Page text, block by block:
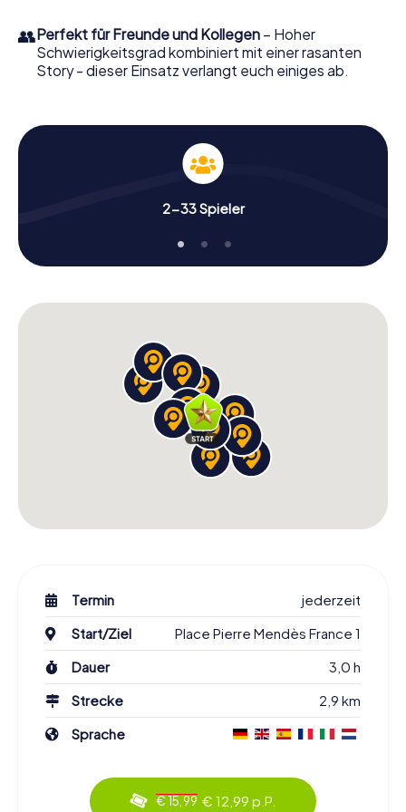
👥Perfekt für Freunde und Kollegen – Hoher
Schwierigkeitsgrad kombiniert mit einer rasanten
Story - dieser Einsatz verlangt euch einiges ab.
2-33 Spieler
Termin
jederzeit
Start/Ziel
Place Pierre Mendès France 1
Dauer
3,0 h
Strecke
2,9 km
Sprache
€ 15,99 € 12,99 p.P.